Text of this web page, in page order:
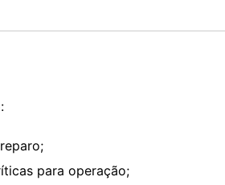
para operação;